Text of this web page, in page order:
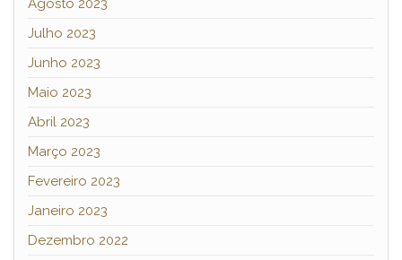
Agosto 2023
Julho 2023
Junho 2023
Maio 2023
Abril 2023
Março 2023
Fevereiro 2023
Janeiro 2023
Dezembro 2022